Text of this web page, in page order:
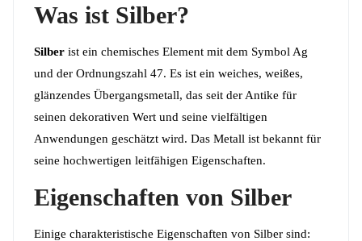
Was ist Silber?
Silber ist ein chemisches Element mit dem Symbol Ag
und der Ordnungszahl 47. Es ist ein weiches, weißes,
glänzendes Übergangsmetall, das seit der Antike für
seinen dekorativen Wert und seine vielfältigen
Anwendungen geschätzt wird. Das Metall ist bekannt für
seine hochwertigen leitfähigen Eigenschaften.
Eigenschaften von Silber
Einige charakteristische Eigenschaften von Silber sind: